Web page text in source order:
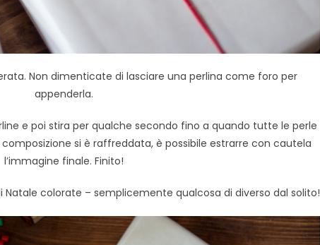
Non dimenticate di lasciare una perlina come foro per
appenderla.
e poi stira per qualche secondo fino a quando tutte le perle
si è raffreddata, è possibile estrarre con cautela
l’immagine finale. Finito!
colorate – semplicemente qualcosa di diverso dal solito!